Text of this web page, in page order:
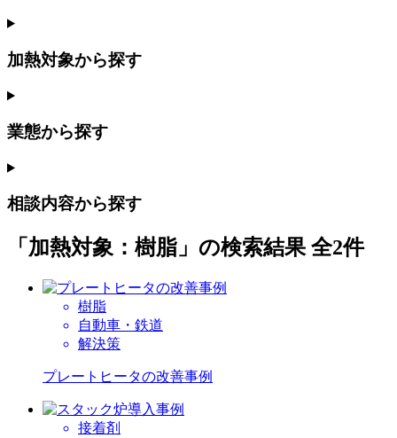
加熱対象から探す
業態から探す
相談内容から探す
「加熱対象：樹脂」の検索結果全2件
樹脂
自動車・鉄道
解決策
プレートヒータの改善事例
接着剤